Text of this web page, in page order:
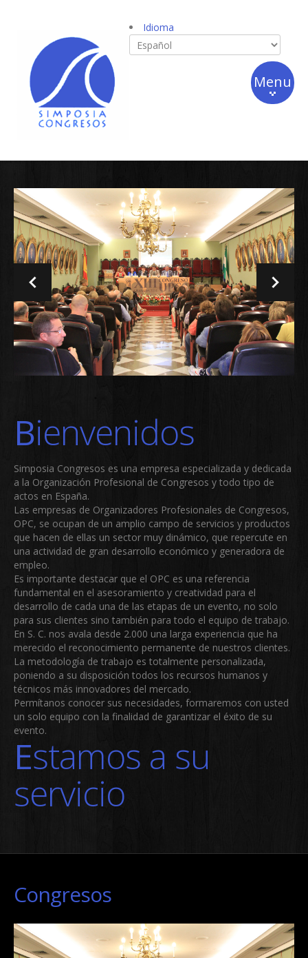
Idioma
Menu
Que
Opiniones
Empleo y
Contacto
Su
congreso
en Cuenca
Bienvenidos
Simposia Congresos es una empresa especializada y dedicada
a la Organización Profesional de Congresos y todo tipo de
actos en España.
Las empresas de Organizadores Profesionales de Congresos,
OPC, se ocupan de un amplio campo de servicios y productos
que hacen de ellas un sector muy dinámico, que repercute en
una actividad de gran desarrollo económico y generadora de
empleo.
Es importante destacar que el OPC es una referencia
fundamental en el asesoramiento y creatividad para el
desarrollo de cada una de las etapas de un evento, no solo
para sus clientes sino también para todo el equipo de trabajo.
En S. C. nos avala desde 2.000 una larga experiencia que ha
merecido el reconocimiento permanente de nuestros clientes.
La metodología de trabajo es totalmente personalizada,
poniendo a su disposición todos los recursos humanos y
técnicos más innovadores del mercado.
Permítanos conocer sus necesidades, formaremos con usted
un solo equipo con la finalidad de garantizar el éxito de su
evento.
Estamos a su
servicio
Congresos